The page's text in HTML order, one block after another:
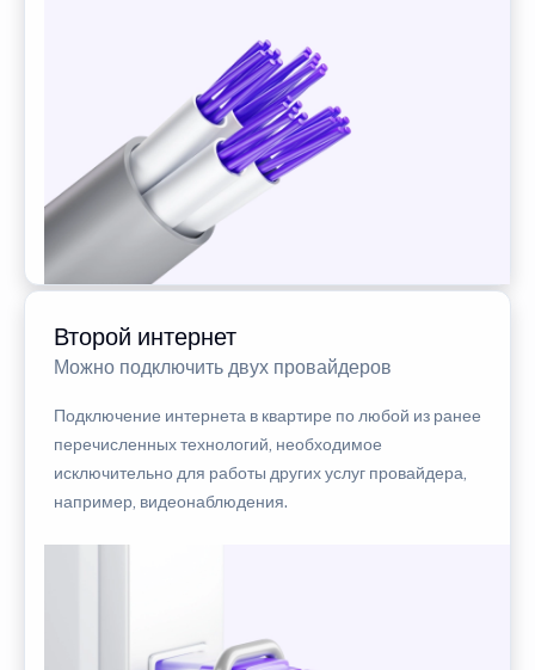
Второй интернет
Можно подключить двух провайдеров
Подключение интернета в квартире по любой из ранее
перечисленных технологий, необходимое
исключительно для работы других услуг провайдера,
например, видеонаблюдения.